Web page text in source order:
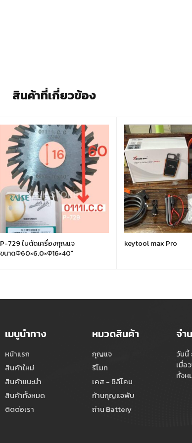
สินค้าที่เกี่ยวข้อง
P-729 ใบตัดเครื่องกุญแจ
ขนาดΦ60×6.0×Φ16×40°
keytool max Pro
เมนูนำทาง
หน้าแรก
สินค้าใหม่
สินค้าแนะนำ
สินค้าทั้งหมด
ติดต่อเรา
หมวดสินค้า
กุญแจ
รีโมท
เคส - ซิลีโคน
ก้านกุญแจพับ
ถ่าน Battery
จำ
วันนี้
เมื่อ
ทั้งห